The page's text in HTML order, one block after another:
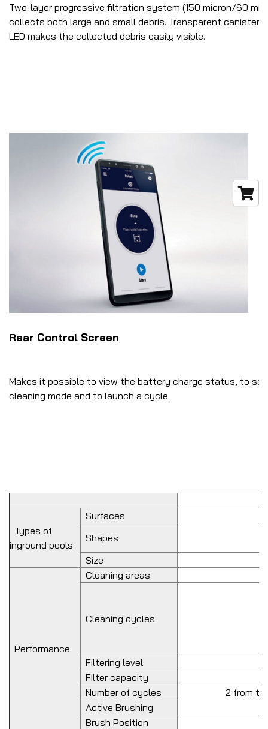
Two-layer progressive filtration system (150 micron/60
collects both large and small debris. Transparent canister
LED makes the collected debris easily visible.
Rear Control Screen
Makes it possible to view the battery charge status, to
cleaning mode and to launch a cycle.
Types of
inground pools
Surfaces
Shapes
Size
Performance
Cleaning areas
Cleaning cycles
Filtering level
Filter capacity
Number of cycles
2 from
Active Brushing
Brush Position